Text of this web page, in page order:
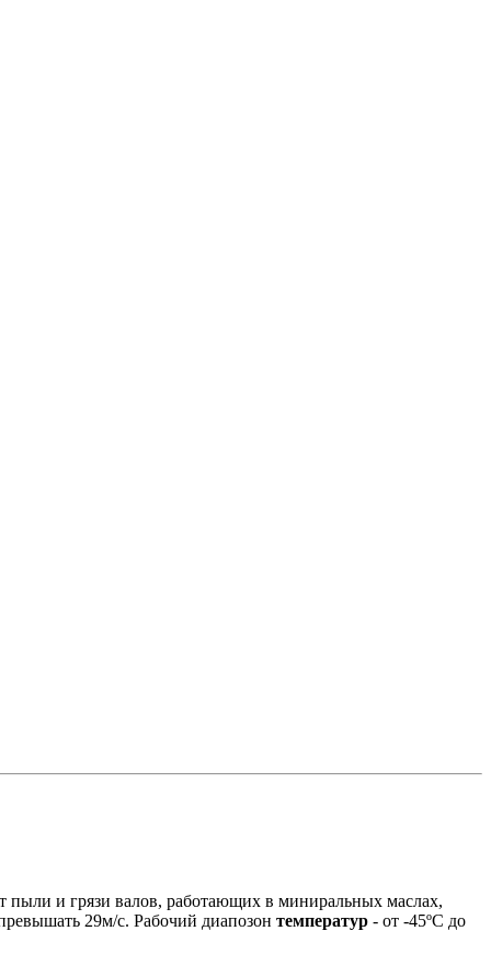
пыли и грязи валов, работающих в миниральных маслах,
29м/с. Рабочий диапозон температур - от -45ºС до